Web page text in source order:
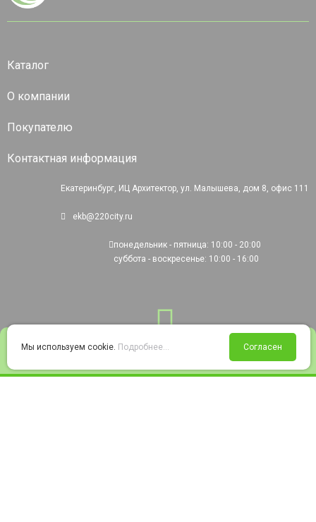
Войти Избранное Корзина
Каталог
О компании
Покупателю
Контактная информация
Екатеринбург, ИЦ Архитектор, ул. Малышева, дом 8, офис 111
ekb@220city.ru
понедельник - пятница: 10:00 - 20:00
суббота - воскресенье: 10:00 - 16:00
Мы используем cookie. Подробнее... Согласен